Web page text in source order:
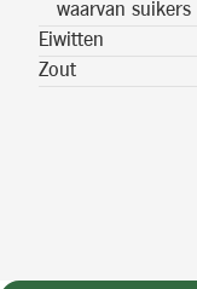
waarvan suikers
Eiwitten
Zout